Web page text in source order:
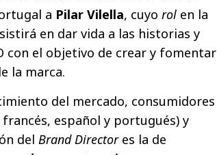
a Pilar Vilella, cuyo rol en la
en dar vida a las historias y
con el objetivo de crear y fomentar
la marca.
del mercado, consumidores
español y portugués) y
del Brand Directores la de